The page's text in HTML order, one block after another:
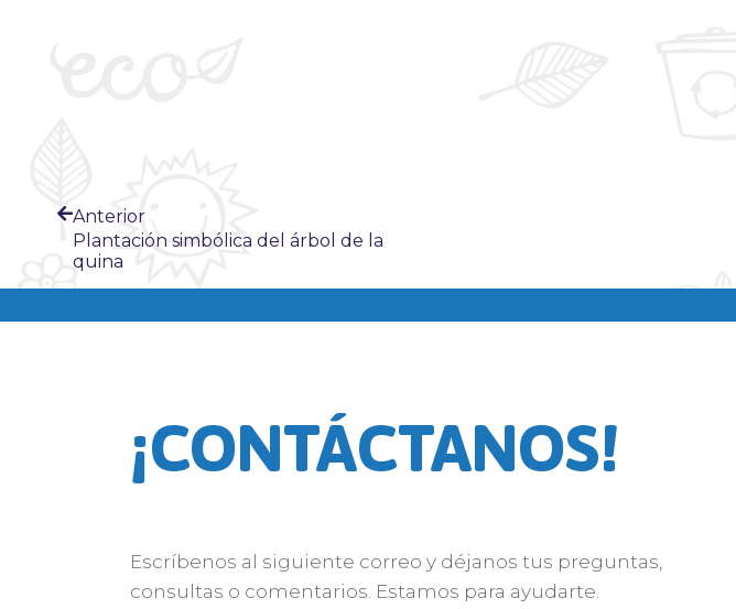
Anterior
Plantación simbólica del árbol de la
quina
¡CONTÁCTANOS!
Escríbenos al siguiente correo y déjanos tus preguntas,
consultas o comentarios. Estamos para ayudarte.